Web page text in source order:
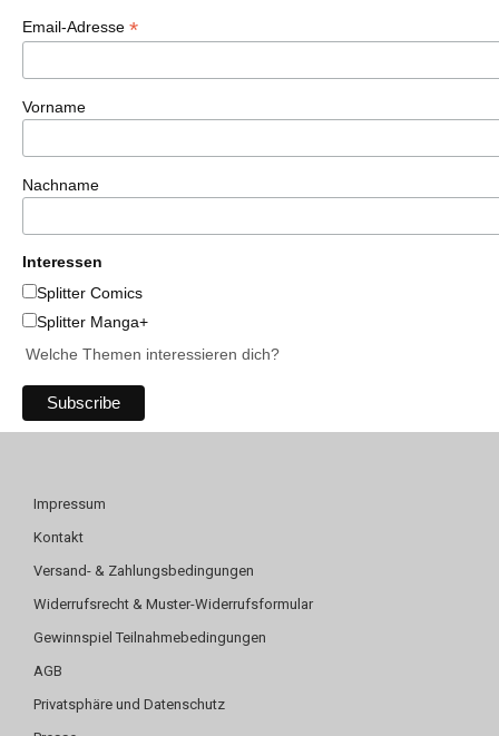
Email-Adresse *
Vorname
Nachname
Interessen
Splitter Comics
Splitter Manga+
Welche Themen interessieren dich?
Impressum
Kontakt
Versand- & Zahlungsbedingungen
Widerrufsrecht & Muster-Widerrufsformular
Gewinnspiel Teilnahmebedingungen
AGB
Privatsphäre und Datenschutz